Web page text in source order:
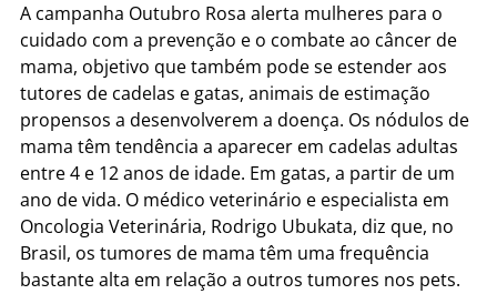
A campanha Outubro Rosa alerta mulheres para o
cuidado com a prevenção e o combate ao câncer de
mama, objetivo que também pode se estender aos
tutores de cadelas e gatas, animais de estimação
propensos a desenvolverem a doença. Os nódulos de
mama têm tendência a aparecer em cadelas adultas
entre 4 e 12 anos de idade. Em gatas, a partir de um
ano de vida. O médico veterinário e especialista em
Oncologia Veterinária, Rodrigo Ubukata, diz que, no
Brasil, os tumores de mama têm uma frequência
bastante alta em relação a outros tumores nos pets.